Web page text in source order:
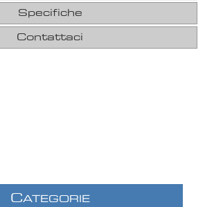
Specifiche
Contattaci
CATEGORIE